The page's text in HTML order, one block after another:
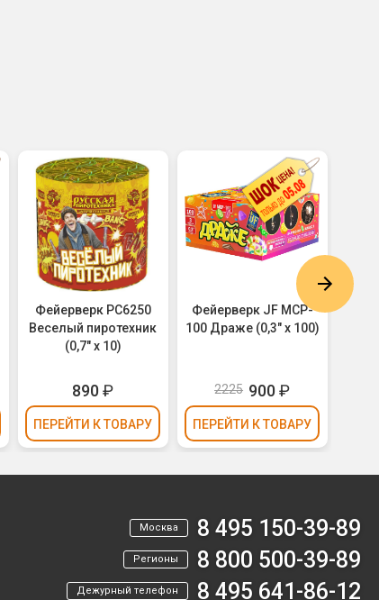
Фейерверк РС6250
Веселый пиротехник
(0,7" х 10)
890₽
ПЕРЕЙТИ К ТОВАРУ
Фейерверк JF MCP-
100 Драже (0,3" х 100)
2225 900₽
ПЕРЕЙТИ К ТОВАРУ
Москва 8 495 150-39-89
Регионы 8 800 500-39-89
Дежурный телефон 8 495 641-86-12